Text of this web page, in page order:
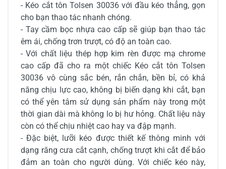
- Kéo cắt tôn Tolsen 30036 với đầu kéo thẳng, gọn
cho bạn thao tác nhanh chóng.
- Tay cầm bọc nhựa cao cấp sẽ giúp bạn thao tác
êm ái, chống trơn trượt, có độ an toàn cao.
- Với chất liệu thép hợp kim rèn được mạ chrome
cao cấp đã cho ra một chiếc Kéo cắt tôn Tolsen
30036 vô cùng sắc bén, rắn chắn, bền bỉ, có khả
năng chịu lực cao, không bị biến dạng khi cắt, bạn
có thể yên tâm sử dụng sản phẩm này trong một
thời gian dài mà không lo bị hư hỏng. Chất liệu này
còn có thể chịu nhiệt cao hay va đập mạnh.
- Đặc biệt, lưỡi kéo được thiết kế thông minh với
dạng răng cưa cắt cạnh, chống trượt khi cắt để bảo
đảm an toàn cho người dùng. Với chiếc kéo này,